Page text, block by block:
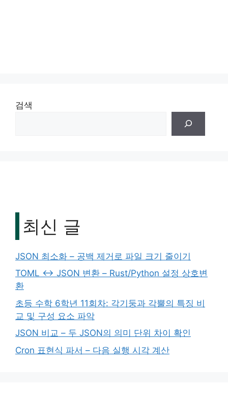
검색
최신 글
JSON 최소화 – 공백 제거로 파일 크기 줄이기
TOML ↔ JSON 변환 – Rust/Python 설정 상호변
환
초등 수학 6학년 11회차: 각기둥과 각뿔의 특징 비
교 및 구성 요소 파악
JSON 비교 – 두 JSON의 의미 단위 차이 확인
Cron 표현식 파서 – 다음 실행 시각 계산